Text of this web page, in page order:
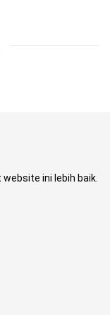
ini lebih baik.